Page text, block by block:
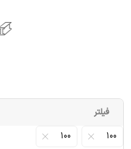
فیلتر
100
100